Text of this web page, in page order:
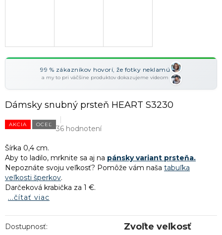
99 % zákazníkov hovorí, že fotky neklamú
a my to pri väčšine produktov dokazujeme videom
Dámsky snubný prsteň HEART S3230
AKCIA OCEĽ 36 hodnotení
Šírka 0,4 cm.
Aby to ladilo, mrknite sa aj na pánsky variant prsteňa.
Nepoznáte svoju veľkosť? Pomôže vám naša tabuľka
veľkosti šperkov.
Darčeková krabička za 1 €.
...čítať viac
Dostupnosť: Zvoľte veľkosť